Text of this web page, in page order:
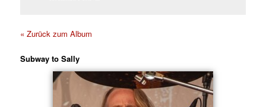
« Zurück zum Album
Subway to Sally